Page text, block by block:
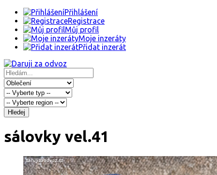
Přihlášení
Registrace
Můj profil
Moje inzeráty
Přidat inzerát
Hledej
sálovky vel.41